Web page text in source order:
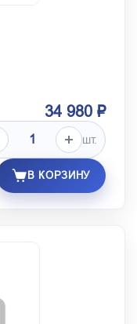
34 980 ₽
шт.
В КОРЗИНУ